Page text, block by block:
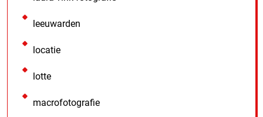
leeuwarden
locatie
lotte
macrofotografie